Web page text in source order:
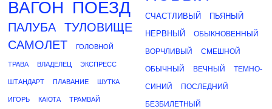
ВАГОН ПОЕЗД
ПАЛУБА
ТУЛОВИЩЕ
САМОЛЕТ
ГОЛОВНОЙ
ТРАВА ВЛАДЕЛЕЦ ЭКСПРЕСС
ШТАНДАРТ ПЛАВАНИЕ ШУТКА
ИГОРЬ КАЮТА ТРАМВАЙ
СЧАСТЛИВЫЙ
ПЬЯНЫЙ
НЕРВНЫЙ
ОБЫКНОВЕННЫЙ
ВОРЧЛИВЫЙ СМЕШНОЙ
ОБЫЧНЫЙ ВЕЧНЫЙ ТЕМНО-
СИНИЙ ПОСЛЕДНИЙ
БЕЗБИЛЕТНЫЙ